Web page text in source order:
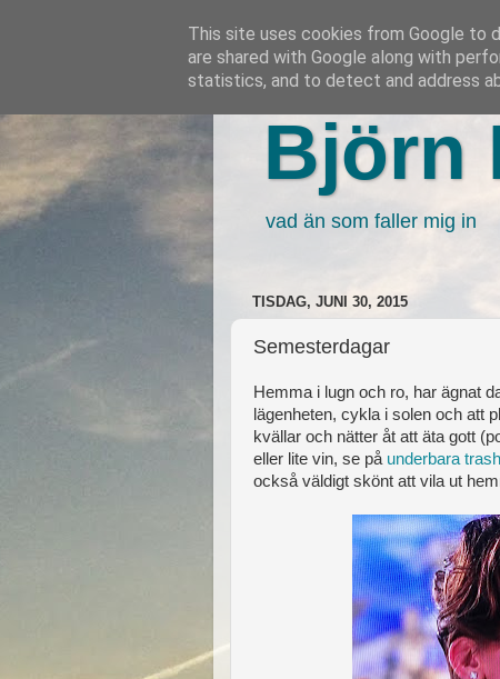
Björn
vad än som faller mig in
TISDAG, JUNI 30, 2015
Semesterdagar
Hemma i lugn och ro, har ägnat
lägenheten, cykla i solen och att
kvällar och nätter åt att äta gott
eller lite vin, se på underbara
också väldigt skönt att vila ut
This site uses cookies from Google to
are shared with Google along with
statistics, and to detect and address